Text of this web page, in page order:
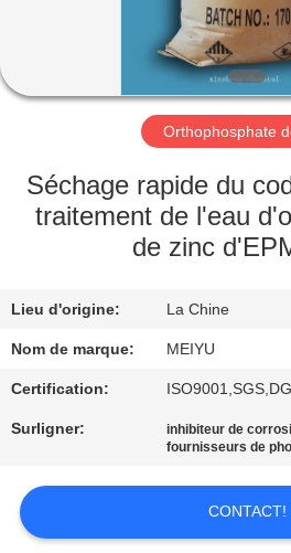
VIDÉOS
PROPOS
DE
VISITE
DE
L'USINE
CONTRÔLE
DE
LA
Orthophosphate
Séchage rapide du
traitement de l'eau
de zinc
Lieu d'origine: La Chine
Nom de marque: MEIYU
Certification:
Surligner: inhibiteur de
fournisseurs de
CONTACT!